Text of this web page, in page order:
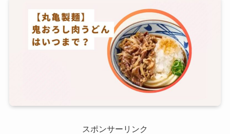
スポンサーリンク